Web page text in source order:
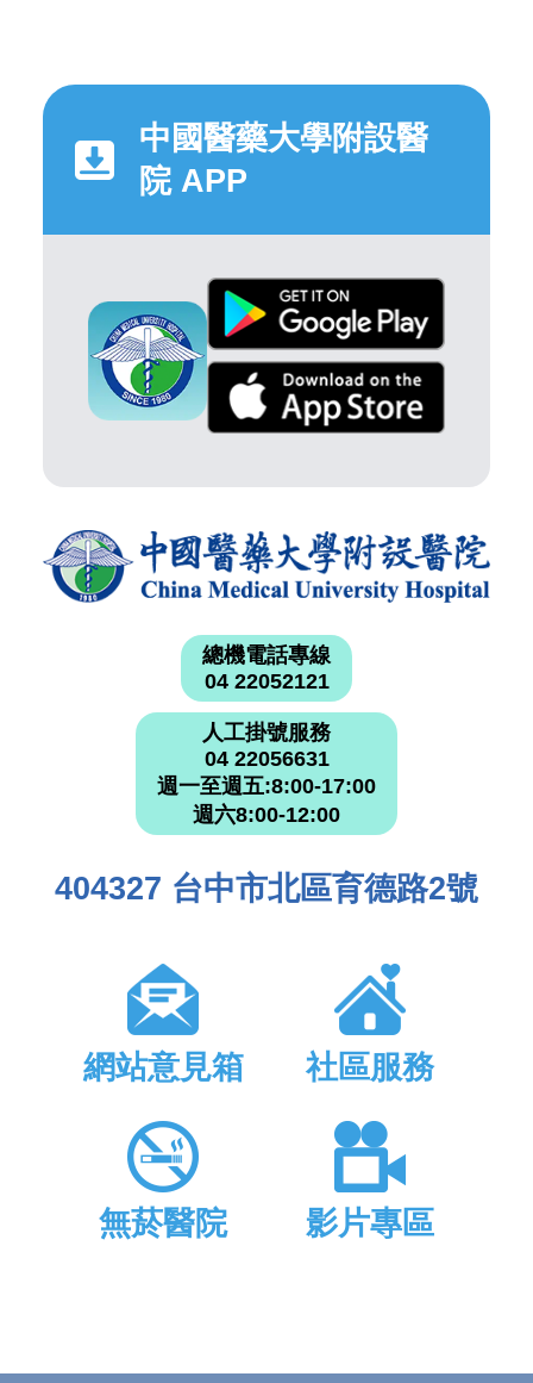
中國醫藥大學附設醫
院 APP
總機電話專線
04 22052121
人工掛號服務
04 22056631
週一至週五:8:00-17:00
週六8:00-12:00
404327 台中市北區育德路2號
網站意見箱 社區服務
無菸醫院 影片專區